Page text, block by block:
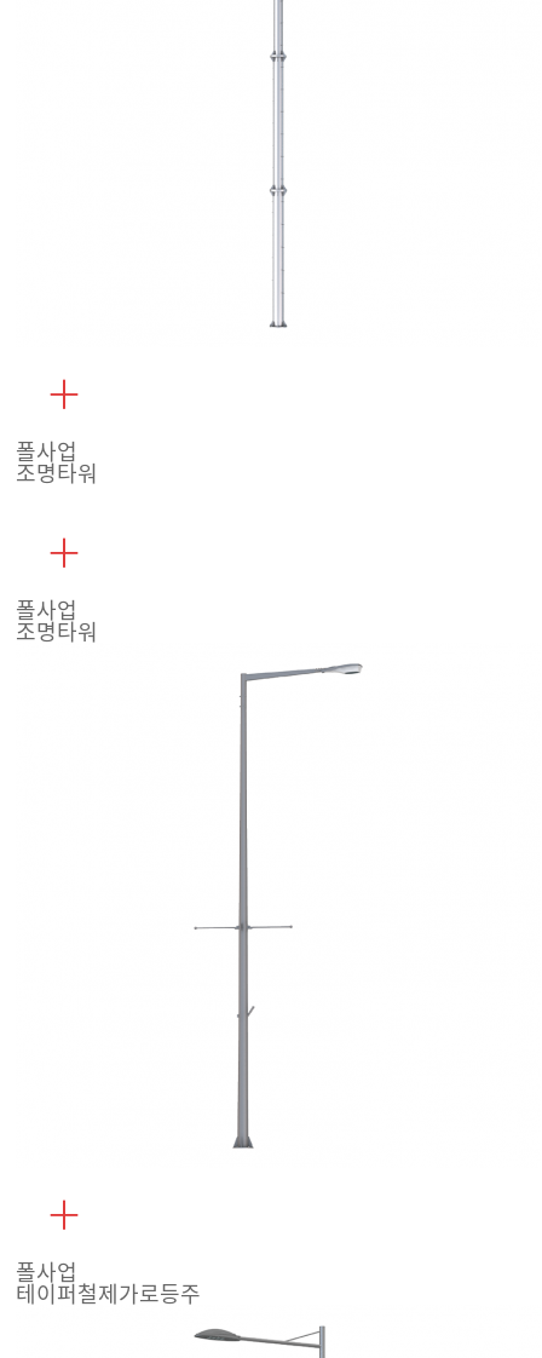
폴사업
조명타워
폴사업
조명타워
폴사업
테이퍼철제가로등주